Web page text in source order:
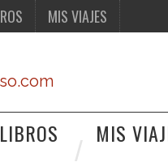
MIS VIAJES
MIS